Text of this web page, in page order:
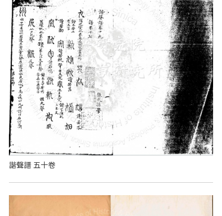
諧聲譜 五十卷